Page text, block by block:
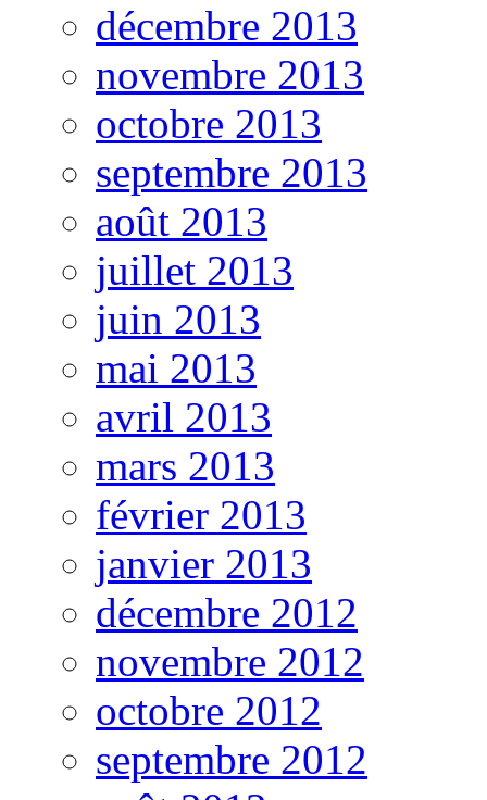
décembre 2013
novembre 2013
octobre 2013
septembre 2013
août 2013
juillet 2013
juin 2013
mai 2013
avril 2013
mars 2013
février 2013
janvier 2013
décembre 2012
novembre 2012
octobre 2012
septembre 2012